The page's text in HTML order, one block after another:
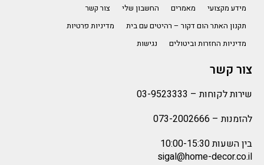
מידע מקצועי מאמרים החשבון שלי
צור קשר
תקנון האתר הום דקור – רהיטים עם בית
מדיניות פרטיות
מדיניות החזרות וביטולים
נגישות
צור קשר
שירות לקוחות – 03-9523333
להזמנות – 073-2002666
בין השעות 10:00-15:30
sigal@home-decor.co.il